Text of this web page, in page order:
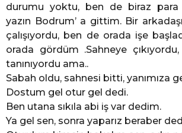
durumu yoktu, ben de biraz
yazın Bodrum’ a gittim. Bir
çalışıyordu, ben de orada işe
orada gördüm .Sahneye
tanınıyordu ama..
Sabah oldu, sahnesi bitti, yanımıza
Dostum gel otur gel dedi.
Ben utana sıkıla abi iş var dedim.
Ya gel sen, sonra yaparız beraber